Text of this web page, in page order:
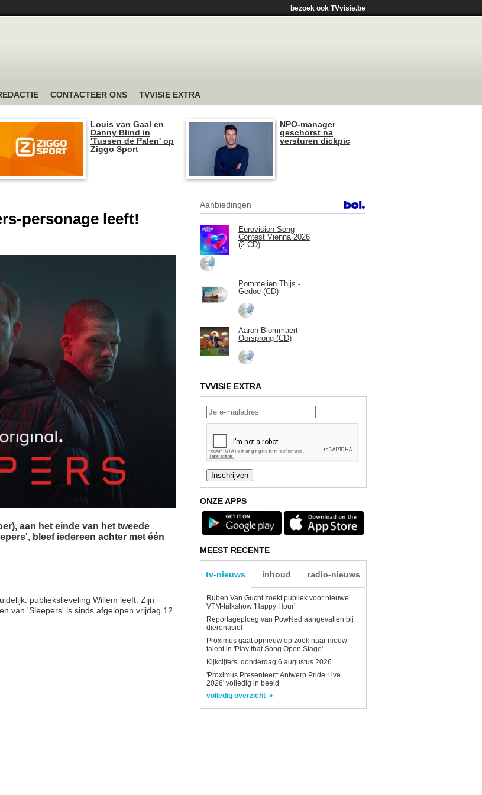
bezoek ook TVvisie.be
CONTACTEER ONS TVVISIE EXTRA
Louis van Gaal en
Danny Blind in
'Tussen de Palen' op
Ziggo Sport
NPO-manager
geschorst na
versturen dickpic
personage leeft!
aan het einde van het tweede
bleef iedereen achter met één
publiekslieveling Willem leeft. Zijn
van 'Sleepers' is sinds afgelopen vrijdag 12
Aanbiedingen
Eurovision Song
Contest Vienna 2026
(2 CD)
Pommelien Thijs -
Gedoe (CD)
Aaron Blommaert -
Oorsprong (CD)
TVVISIE EXTRA
ONZE APPS
MEEST RECENTE
tv-nieuws inhoud radio-nieuws
Ruben Van Gucht zoekt publiek voor nieuwe
VTM-talkshow 'Happy Hour'
Reportageploeg van PowNed aangevallen bij
dierenasiel
Proximus gaat opnieuw op zoek naar nieuw
talent in 'Play that Song Open Stage'
Kijkcijfers: donderdag 6 augustus 2026
'Proximus Presenteert: Antwerp Pride Live
2026' volledig in beeld
volledig overzicht